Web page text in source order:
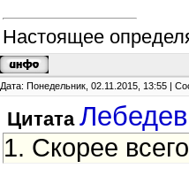
Настоящее
Дата: Понедельник, 02.11.2015, 13:55 |
Цитата
1. Скорее